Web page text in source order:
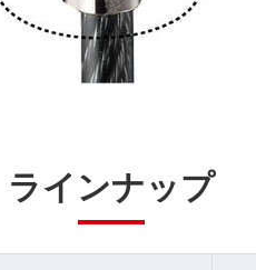
ラインナップ